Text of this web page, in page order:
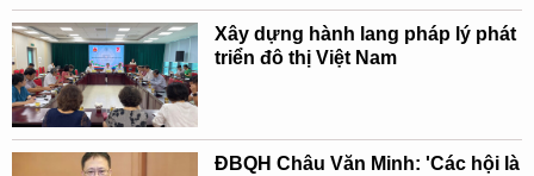
Xây dựng hành lang pháp lý phát
triển đô thị Việt Nam
ĐBQH Châu Văn Minh: 'Các hội là